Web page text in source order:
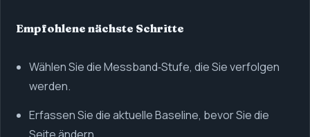
Empfohlene nächste Schritte
Wählen Sie die Messband‑Stufe, die Sie verfolgen
werden.
Erfassen Sie die aktuelle Baseline, bevor Sie die